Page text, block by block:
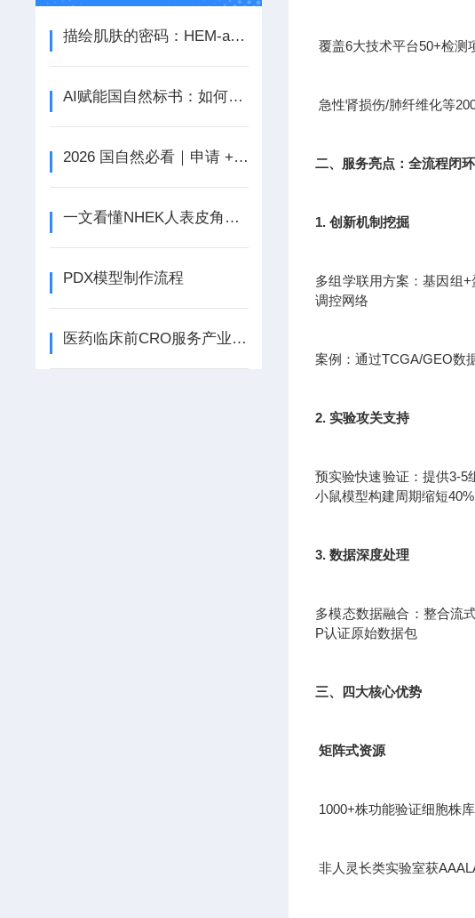
描绘肌肤的密码：HEM-a人正常黑色素细胞探秘
AI赋能国自然标书：如何借助AI这个王炸提升中标率！
2026 国自然必看｜申请 + 结题关键信息速览（含时间日历 + AI 新规）
一文看懂NHEK人表皮角质形成细胞的基本特性
PDX模型制作流程
医药临床前CRO服务产业是新兴的产业
覆盖6大技术平台50+检测
急性肾损伤/肺纤维化等
二、服务亮点：全流程闭
1. 创新机制挖掘
多组学联用方案：基因组
调控网络
案例：通过TCGA/GEO数
2. 实验攻关支持
预实验快速验证：提供3-5
小鼠模型构建周期缩短40%
3. 数据深度处理
多模态数据融合：整合流
P认证原始数据包
三、四大核心优势
矩阵式资源
1000+株功能验证细胞株
非人灵长类实验室获